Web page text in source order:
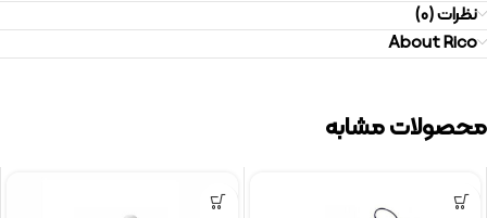
نظرات (0)
About Rico
محصولات مشابه